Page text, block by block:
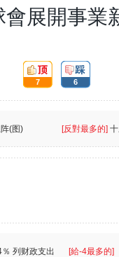
展開事業
頂:
7
踩:
6
(图) [反對最多的]
列财政支出
[給-4最多的]